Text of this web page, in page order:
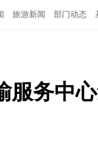
旅游新闻 部门动态
服务中